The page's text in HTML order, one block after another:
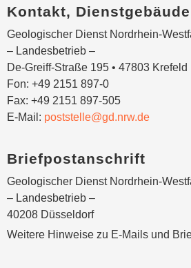
Kontakt,
Geologischer Dienst Nordrhein-
– Landesbetrieb –
De-Greiff-Straße 195 • 47803 Krefeld
Fon: +49 2151 897-0
Fax: +49 2151 897-505
E-Mail: poststelle@gd.nrw.de
Briefpostanschrift
Geologischer Dienst Nordrhein-
– Landesbetrieb –
40208 Düsseldorf
Weitere Hinweise zu E-Mails und